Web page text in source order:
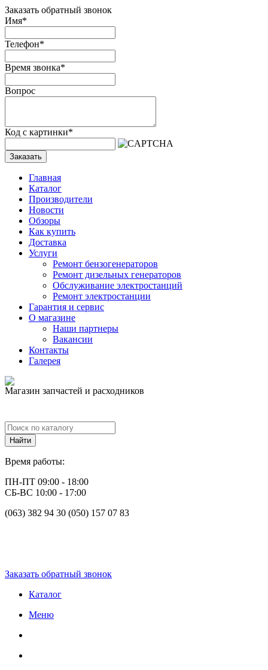
Заказать обратный звонок
Имя*
Телефон*
Время звонка*
Вопрос
Код с картинки*
Заказать
Главная
Каталог
Производители
Новости
Обзоры
Как купить
Доставка
Услуги
Ремонт бензогенераторов
Ремонт дизельных генераторов
Обслуживание электростанций
Ремонт электростанции
Гарантия и сервис
О магазине
Наши партнеры
Вакансии
Контакты
Галерея
Магазин запчастей и расходников
Время работы:
ПН-ПТ 09:00 - 18:00
СБ-ВС 10:00 - 17:00
(063) 382 94 30 (050) 157 07 83
Заказать обратный звонок
Каталог
Меню